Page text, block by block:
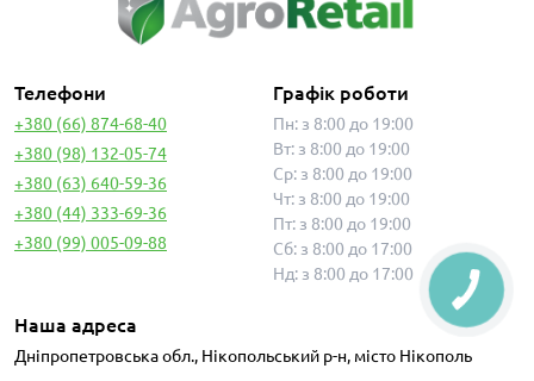
Телефони
+380 (66) 874-68-40
+380 (98) 132-05-74
+380 (63) 640-59-36
+380 (44) 333-69-36
+380 (99) 005-09-88
Графік роботи
Пн: з 8:00 до 19:00
Вт: з 8:00 до 19:00
Ср: з 8:00 до 19:00
Чт: з 8:00 до 19:00
Пт: з 8:00 до 19:00
Сб: з 8:00 до 17:00
Нд: з 8:00 до 17:00
Наша адреса
Дніпропетровська обл., Нікопольський р-н, місто Нікополь